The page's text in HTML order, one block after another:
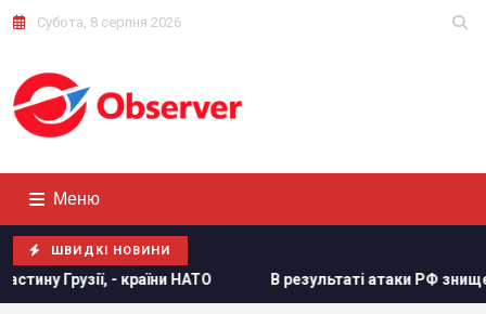
Субота, 8 серпня 2026
Меню
ШВИДКІ НОВИНИ
В результаті атаки РФ знищено найбільший склад